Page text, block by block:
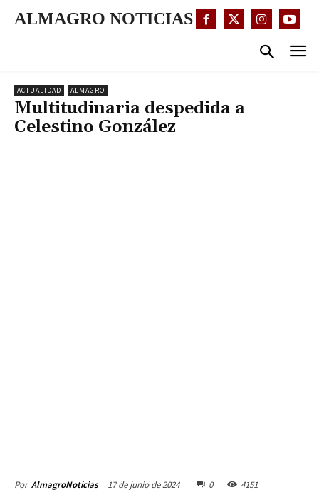
ALMAGRO NOTICIAS
ACTUALIDAD ALMAGRO
Multitudinaria despedida a
Celestino González
Por AlmagroNoticias 17 de junio de 2024 0 4151